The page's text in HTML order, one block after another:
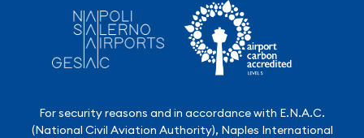
For security reasons and in accordance with E.N.A.C.
(National Civil Aviation Authority), Naples International